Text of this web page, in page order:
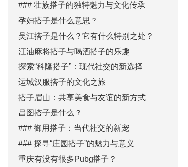
### 壮族搭子的独特魅力与文化传承
孕妇搭子是什么意思？
吴江搭子是什么？它有什么特别之处？
江油麻将搭子与喝酒搭子的乐趣
探索“科隆搭子”：现代社交的新选择
运城汉服搭子的文化之旅
搭子眉山：共享美食与友谊的新方式
昌图搭子是什么？
### 御用搭子：当代社交的新宠
### 探寻“庄园搭子”的魅力与意义
重庆有没有很多Pubg搭子？